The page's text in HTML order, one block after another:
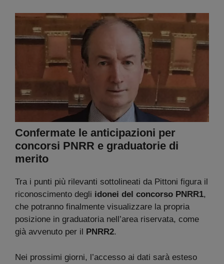
Confermate le anticipazioni per
concorsi PNRR e graduatorie di
merito
Tra i punti più rilevanti sottolineati da Pittoni figura il
riconoscimento degli idonei del concorso PNRR1,
che potranno finalmente visualizzare la propria
posizione in graduatoria nell’area riservata, come
già avvenuto per il PNRR2.
Nei prossimi giorni, l’accesso ai dati sarà esteso